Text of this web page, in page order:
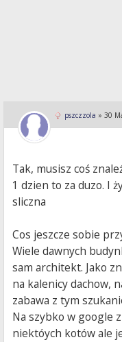
pszczzola » 30
Tak, musisz coś
1 dzien to za duzo. I
sliczna
Cos jeszcze sobie
Wiele dawnych
sam architekt. Jako
na kalenicy dachow,
zabawa z tym
Na szybko w google
niektóych kotów ale